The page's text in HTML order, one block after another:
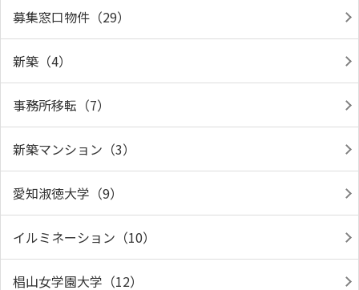
募集窓口物件（29）
新築（4）
事務所移転（7）
新築マンション（3）
愛知淑徳大学（9）
イルミネーション（10）
椙山女学園大学（12）